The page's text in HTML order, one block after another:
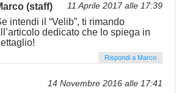
(staff) 11 Aprile 2017 alle 17:39
intendi il “Velib”, ti rimando
dedicato che lo spiega in
Rispondi a Marco
14 Novembre 2016 alle 17:41